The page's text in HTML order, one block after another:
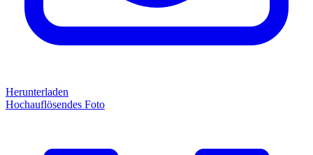
Herunterladen
Hochauflösendes Foto